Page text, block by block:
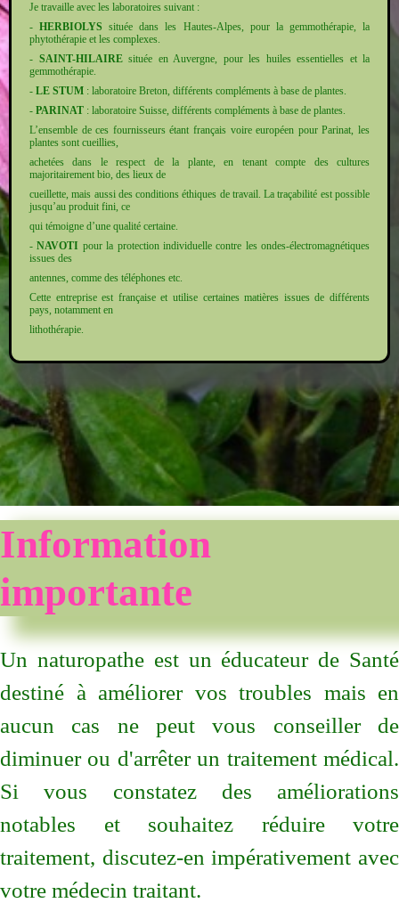
Je travaille avec les laboratoires suivant :
-HERBIOLYSsituée dans les Hautes-Alpes, pour la gemmothérapie, la
phytothérapie et les complexes.
- SAINT-HILAIRE située en Auvergne, pour les huiles essentielles et la
gemmothérapie.
- LE STUM : laboratoire Breton, différents compléments à base de plantes.
- PARINAT : laboratoire Suisse, différents compléments à base de plantes.
L’ensemble de ces fournisseurs étant français voire européen pour Parinat, les
plantes sont cueillies,
achetées dans le respect de la plante, en tenant compte des cultures
majoritairement bio, des lieux de
cueillette, mais aussi des conditions éthiques de travail. La traçabilité est possible
jusqu’au produit fini, ce
qui témoigne d’une qualité certaine.
-NAVOTI pour la protection individuelle contre les ondes-électromagnétiques
issues des
antennes, comme des téléphones etc.
Cette entreprise est française et utilise certaines matières issues de différents
pays, notamment en
lithothérapie.
Information
importante
Un naturopathe est un éducateur de Santé
destiné à améliorer vos troubles mais en
aucun cas ne peut vous conseiller de
diminuer ou d'arrêter un traitement médical.
Si vous constatez des améliorations
notables et souhaitez réduire votre
traitement, discutez-en impérativement avec
votre médecin traitant.